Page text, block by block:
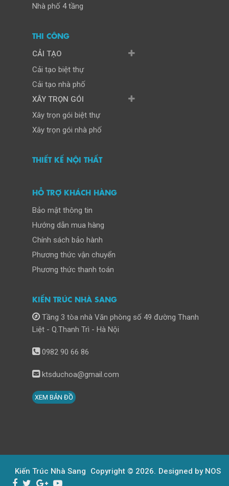
Nhà phố 4 tầng
THI CÔNG
CẢI TẠO
Cải tạo biệt thự
Cải tạo nhà phố
XÂY TRỌN GÓI
Xây trọn gói biệt thự
Xây trọn gói nhà phố
THIẾT KẾ NỘI THẤT
HỖ TRỢ KHÁCH HÀNG
Bảo mật thông tin
Hướng dẫn mua hàng
Chính sách bảo hành
Phương thức vận chuyển
Phương thức thanh toán
KIẾN TRÚC NHÀ SANG
Tầng 3 tòa nhà Văn phòng số 49 đường Thanh
Liệt - Q.Thanh Trì - Hà Nội
0982 90 66 86
ktsduchoa@gmail.com
XEM BẢN ĐỒ
Kiến Trúc Nhà Sang Copyright © 2026. Designed by NOS